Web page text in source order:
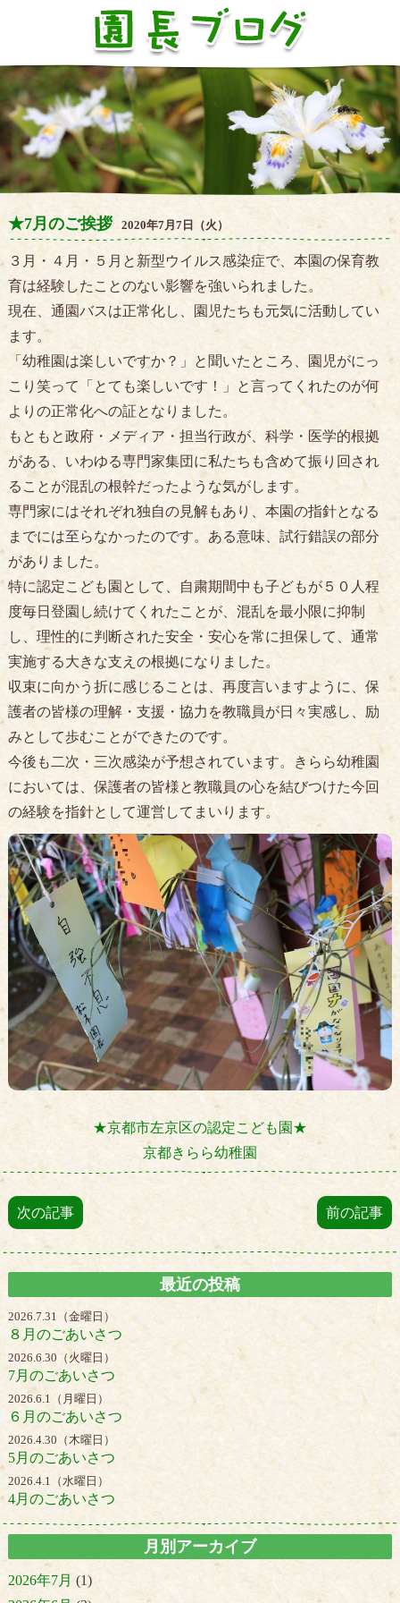
★7月のご挨拶 2020年7月7日（火）
３月・４月・５月と新型ウイルス感染症で、本園の保育教
育は経験したことのない影響を強いられました。
現在、通園バスは正常化し、園児たちも元気に活動してい
ます。
「幼稚園は楽しいですか？」と聞いたところ、園児がにっ
こり笑って「とても楽しいです！」と言ってくれたのが何
よりの正常化への証となりました。
もともと政府・メディア・担当行政が、科学・医学的根拠
がある、いわゆる専門家集団に私たちも含めて振り回され
ることが混乱の根幹だったような気がします。
専門家にはそれぞれ独自の見解もあり、本園の指針となる
までには至らなかったのです。ある意味、試行錯誤の部分
がありました。
特に認定こども園として、自粛期間中も子どもが５０人程
度毎日登園し続けてくれたことが、混乱を最小限に抑制
し、理性的に判断された安全・安心を常に担保して、通常
実施する大きな支えの根拠になりました。
収束に向かう折に感じることは、再度言いますように、保
護者の皆様の理解・支援・協力を教職員が日々実感し、励
みとして歩むことができたのです。
今後も二次・三次感染が予想されています。きらら幼稚園
においては、保護者の皆様と教職員の心を結びつけた今回
の経験を指針として運営してまいります。
★京都市左京区の認定こども園★
京都きらら幼稚園
次の記事 前の記事
最近の投稿
2026.7.31（金曜日）
８月のごあいさつ
2026.6.30（火曜日）
7月のごあいさつ
2026.6.1（月曜日）
６月のごあいさつ
2026.4.30（木曜日）
5月のごあいさつ
2026.4.1（水曜日）
4月のごあいさつ
月別アーカイブ
2026年7月 (1)